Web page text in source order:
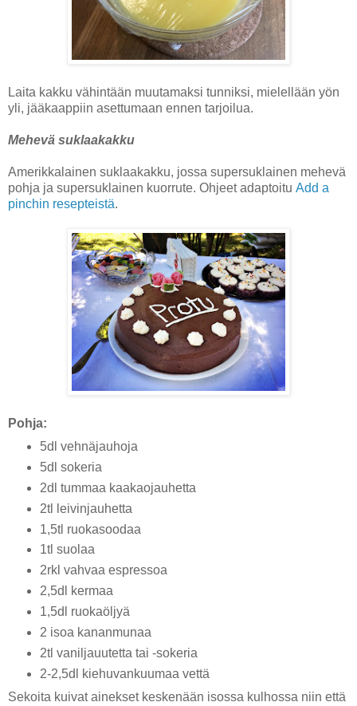
Laita kakku vähintään muutamaksi tunniksi, mielellään yön
yli, jääkaappiin asettumaan ennen tarjoilua.
Mehevä suklaakakku
Amerikkalainen suklaakakku, jossa supersuklainen mehevä
pohja ja supersuklainen kuorrute. Ohjeet adaptoitu Add a
pinchin resepteistä.
Pohja:
5dl vehnäjauhoja
5dl sokeria
2dl tummaa kaakaojauhetta
2tl leivinjauhetta
1,5tl ruokasoodaa
1tl suolaa
2rkl vahvaa espressoa
2,5dl kermaa
1,5dl ruokaöljyä
2 isoa kananmunaa
2tl vaniljauutetta tai -sokeria
2-2,5dl kiehuvankuumaa vettä
Sekoita kuivat ainekset keskenään isossa kulhossa niin että